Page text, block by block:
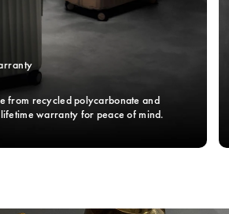
from recycled polycarbonate and
warranty for peace of mind.